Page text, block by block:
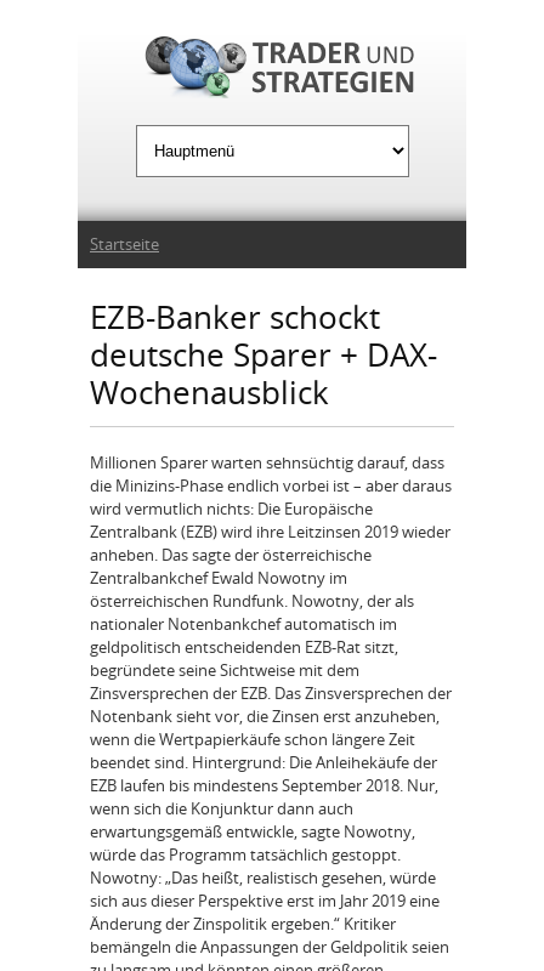
Sie sind hier
Startseite
EZB-Banker schockt
deutsche Sparer + DAX-
Wochenausblick
Millionen Sparer warten sehnsüchtig darauf, dass
die Minizins-Phase endlich vorbei ist – aber daraus
wird vermutlich nichts: Die Europäische
Zentralbank (EZB) wird ihre Leitzinsen 2019 wieder
anheben. Das sagte der österreichische
Zentralbankchef Ewald Nowotny im
österreichischen Rundfunk. Nowotny, der als
nationaler Notenbankchef automatisch im
geldpolitisch entscheidenden EZB-Rat sitzt,
begründete seine Sichtweise mit dem
Zinsversprechen der EZB. Das Zinsversprechen der
Notenbank sieht vor, die Zinsen erst anzuheben,
wenn die Wertpapierkäufe schon längere Zeit
beendet sind. Hintergrund: Die Anleihekäufe der
EZB laufen bis mindestens September 2018. Nur,
wenn sich die Konjunktur dann auch
erwartungsgemäß entwickle, sagte Nowotny,
würde das Programm tatsächlich gestoppt.
Nowotny: „Das heißt, realistisch gesehen, würde
sich aus dieser Perspektive erst im Jahr 2019 eine
Änderung der Zinspolitik ergeben.“ Kritiker
bemängeln die Anpassungen der Geldpolitik seien